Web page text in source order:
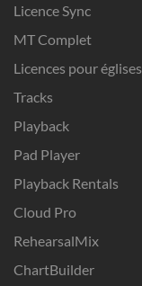
Licence Sync
MT Complet
Licences pour églises
Tracks
Playback
Pad Player
Playback Rentals
Cloud Pro
RehearsalMix
ChartBuilder